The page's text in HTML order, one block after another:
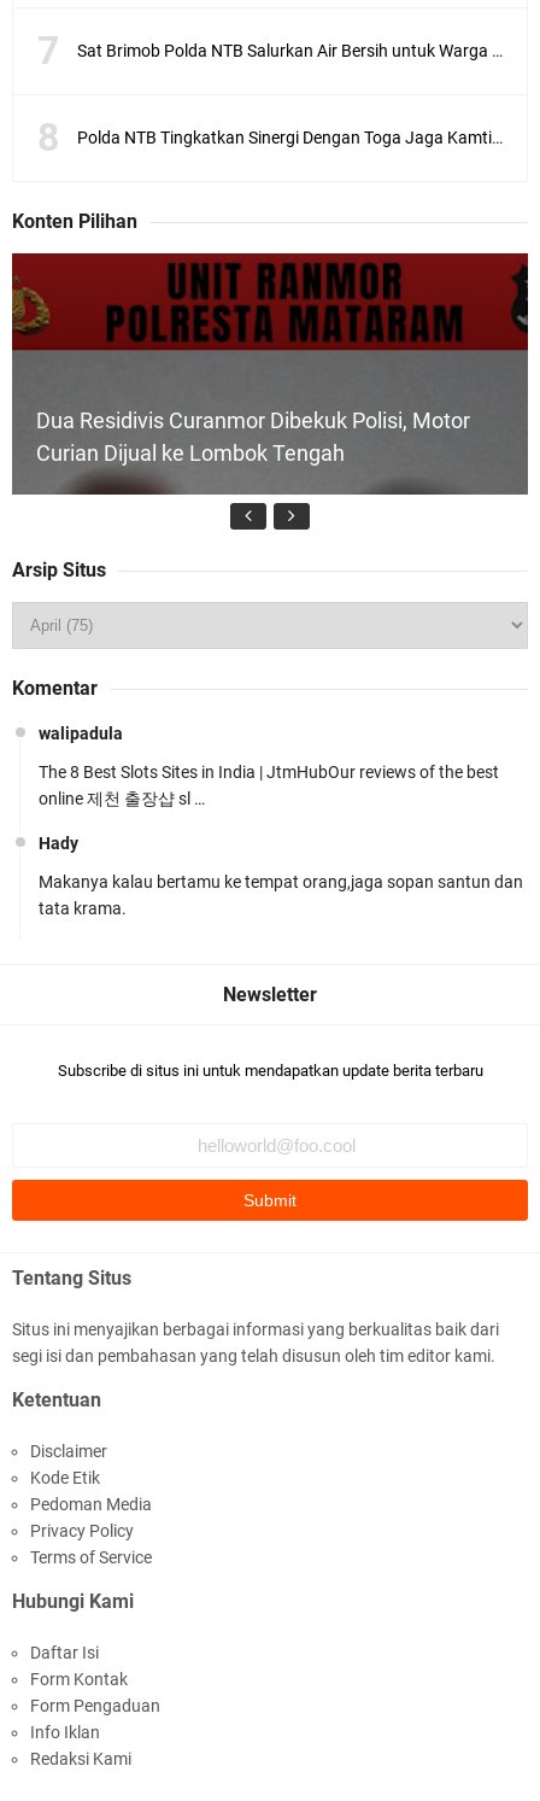
Sat Brimob Polda NTB Salurkan Air Bersih untuk Warga Terdampak Kekeringan
Polda NTB Tingkatkan Sinergi Dengan Toga Jaga Kamtibmas
Konten Pilihan
Dua Residivis Curanmor Dibekuk Polisi, Motor
Curian Dijual ke Lombok Tengah
Curanmor Bersana BB
Polsek Gunungsari Kawal keamanan Acara
Samapta Polresta Mataram Patroli di Wilayah
Ampenan
Polsek Narmada Siap Jaga Kondusivitas
Arsip Situs
Komentar
walipadula
The 8 Best Slots Sites in India | JtmHubOur reviews of the best
online 제천 출장샵 sl …
Hady
Makanya kalau bertamu ke tempat orang,jaga sopan santun dan
tata krama.
Subscribe di situs ini untuk mendapatkan update berita terbaru
Tentang Situs
Situs ini menyajikan berbagai informasi yang berkualitas baik dari
segi isi dan pembahasan yang telah disusun oleh tim editor kami.
Ketentuan
Disclaimer
Kode Etik
Pedoman Media
Privacy Policy
Terms of Service
Hubungi Kami
Daftar Isi
Form Kontak
Form Pengaduan
Info Iklan
Redaksi Kami